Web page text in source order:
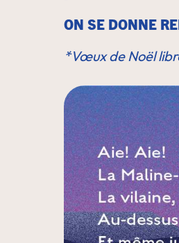
ON SE DONNE
*Vœux de Noël